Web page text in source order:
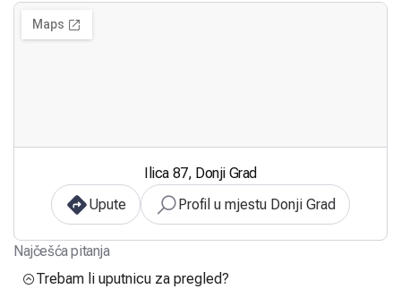
Ilica 87, Donji Grad
Upute
Profil u mjestu Donji Grad
Najčešća pitanja
Trebam li uputnicu za pregled?